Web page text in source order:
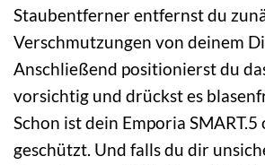
Staubentferner entfernst du
Verschmutzungen von deinem
Anschließend positionierst du
vorsichtig und drückst es
Schon ist dein Emporia SMART.5
geschützt. Und falls du dir